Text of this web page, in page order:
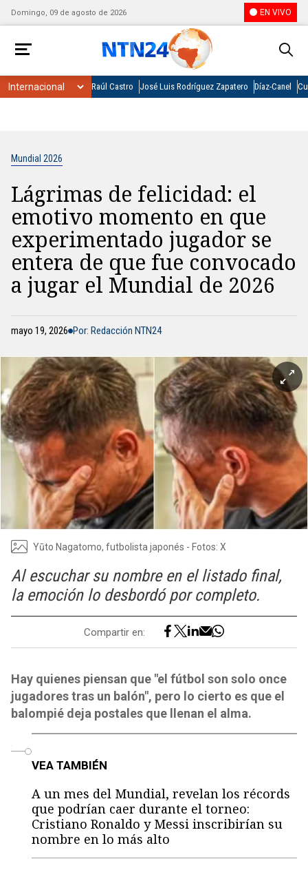
Domingo, 09 de agosto de 2026 EN VIVO
Raúl Castro José Luis Rodríguez Zapatero Díaz-Canel
Mundial 2026
Lágrimas de felicidad: el
emotivo momento en que
experimentado jugador se
entera de que fue convocado
a jugar el Mundial de 2026
mayo 19, 2026 Por: Redacción NTN24
Yūto Nagatomo, futbolista japonés - Fotos: X
Al escuchar su nombre en el listado final,
la emoción lo desbordó por completo.
Compartir en:
Hay quienes piensan que "el fútbol son solo once
jugadores tras un balón", pero lo cierto es que el
balompié deja postales que llenan el alma.
VEA TAMBIÉN
A un mes del Mundial, revelan los récords
que podrían caer durante el torneo:
Cristiano Ronaldo y Messi inscribirían su
nombre en lo más alto